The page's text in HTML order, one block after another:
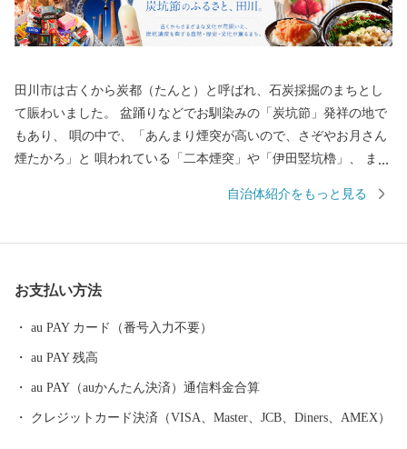
田川市は古くから炭都（たんと）と呼ばれ、石炭採掘のまちとし
て賑わいました。 盆踊りなどでお馴染みの「炭坑節」発祥の地で
もあり、 唄の中で、「あんまり煙突が高いので、さぞやお月さん
煙たかろ」と 唄われている「二本煙突」や「伊田竪坑櫓」、 ま
クション」など、 数々の炭坑遺産を有する自然・歴史・文化が薫
自治体紹介をもっと見る
お支払い方法
au PAY カード（番号入力不要）
au PAY 残高
au PAY（auかんたん決済）通信料金合算
クレジットカード決済（VISA、Master、JCB、Diners、AMEX）